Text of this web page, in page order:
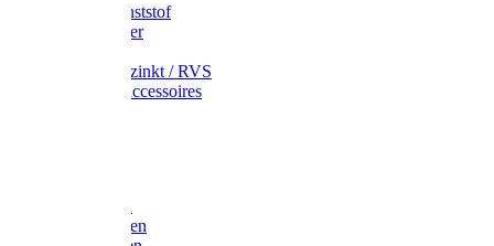
Emmer kunststof
Schepemmer
Emmer verzinkt / RVS
Regenton accessoires
Gazonharken